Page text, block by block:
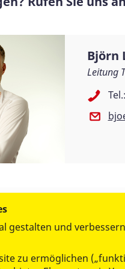
Björn
Leitung
Tel.:
DIENSTLEISTUNGEN -
gestalten und
zu ermöglichen